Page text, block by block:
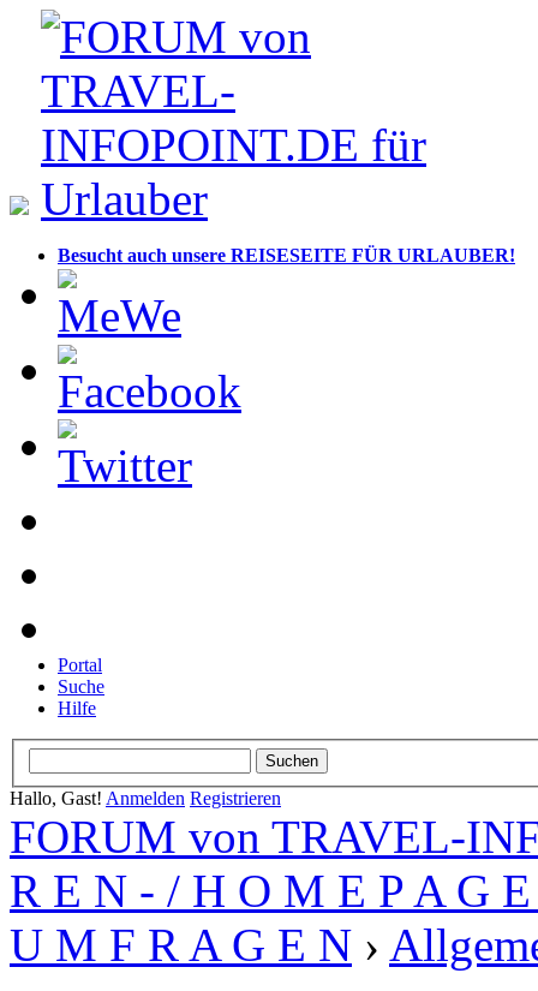
Besucht auch unsere REISESEITE FÜR URLAUBER!
Portal
Suche
Hilfe
Hallo, Gast! Anmelden Registrieren
FORUM von TRAVEL-
R E N - / H O M E P A G
U M F R A G E N ›